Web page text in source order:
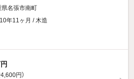
県名張市南町
年11ヶ月 / 木造
円）